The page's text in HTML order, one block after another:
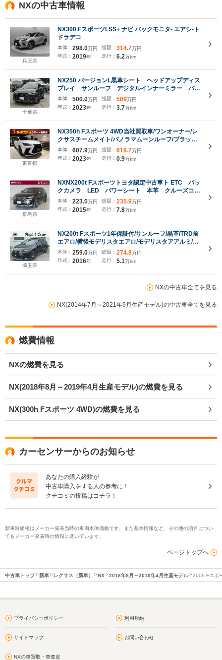
NXの中古車情報
兵庫県
NX300 FスポーツLSS+ ナビ バックモニタ- エアシ-ト
ドラデコ
本体： 298.0万円
年式： 2019年
総額： 314.7万円
走行： 6.2万km
千葉県
NX250 バージョンL黒革シート ヘッドアップディス
プレイ サンルーフ デジタルインナーミラー パワ
ーバックドア シートヒーター 20インチアルミホイ
ール
本体： 500.0万円
年式： 2023年
総額： 509万円
走行： 3.7万km
東京都
NX350h Fスポーツ 4WD当社買取車/ワンオーナー/レ
クサスチームメイト/パノラマムーンルーフ/ブラック
ルーフレール/オレンジキャリパー/デジタルインナー
ミラー/3眼LED/
本体： 607.9万円
年式： 2023年
総額： 619.7万円
走行： 0.9万km
群馬県
NXNX200t Fスポーツトヨタ認定中古車ト ETC バッ
クカメラ LED パワーシート 本革 クルーズコン
トロール 衝突回避・被害軽減 車線逸脱警報 先進
ライト 全周囲カメラ 横滑り防止装置 DVD再生機
能 フルセグ メモリナビ
本体： 223.0万円
年式： 2015年
総額： 235.9万円
走行： 7.8万km
埼玉県
NX200t Fスポーツ1年保証付/サンルーフ/黒革/TRD前
エアロ/横後モデリスタエアロ/モデリスタアアルミ/三
眼LED/衝突軽減ブレーキ/ETC2.0/AC100V電源/サイ
ドカメラ/バックカメラ/フルセグTV/Bluetooth/ステア
リングヒーター
本体： 259.0万円
年式： 2016年
総額： 274.8万円
走行： 5.1万km
NXの中古車全てを見る
NX(2014年7月～2021年9月生産モデル)の中古車全てを見る
燃費情報
NXの燃費を見る
NX(2018年8月～2019年4月生産モデル)の燃費を見る
NX(300h Fスポーツ 4WD)の燃費を見る
カーセンサーからのお知らせ
あなたの購入経験が
中古車購入をする人の参考に！
クチコミの投稿はコチラ！
新車時価格はメーカー発表当時の車両本体価格です。また基本情報など、その他の項目につい
てもメーカー発表時の情報に基いています。
ページトップへ
中古車トップ 新車 レクサス（新車） NX 2018年8月～2019年4月生産モデル 300h Fスポ
プライバシーポリシー 利用規約
サイトマップ お問い合わせ
NXの車買取・車査定